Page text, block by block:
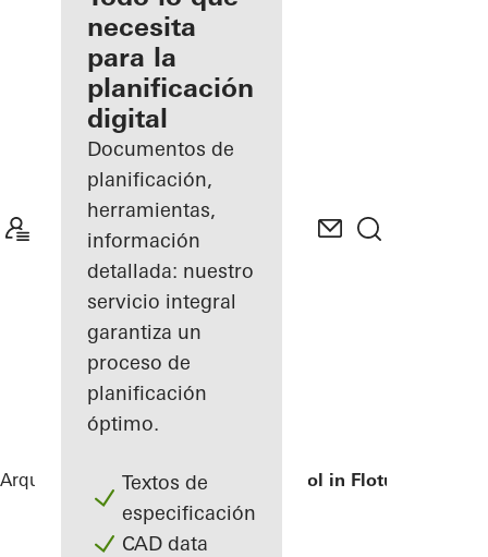
registrado
Descubre
mi área
de
trabajo
necesita
para la
planificación
digital
Documentos de
planificación,
herramientas,
información
detallada: nuestro
servicio integral
garantiza un
proceso de
planificación
óptimo.
Textos de
especificación
CAD data
Arquitectos ReferenciasPrimary school in Flotum